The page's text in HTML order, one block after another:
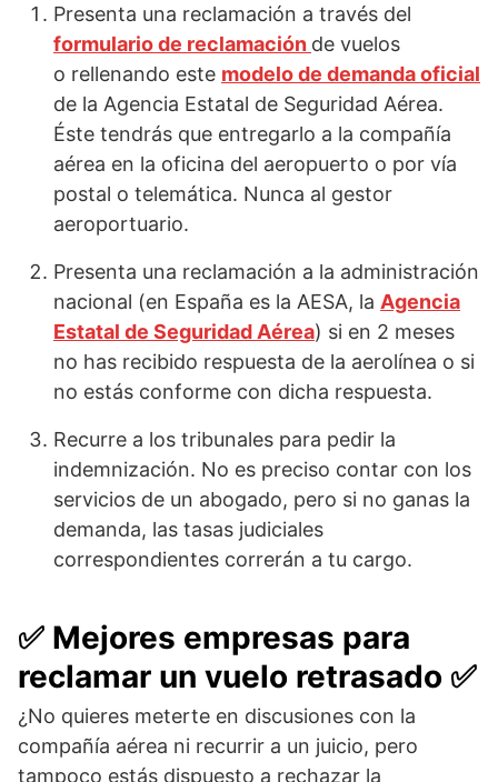
Presenta una reclamación a través del
formulario de reclamación de vuelos
o rellenando este modelo de demanda oficial
de la Agencia Estatal de Seguridad Aérea.
Éste tendrás que entregarlo a la compañía
aérea en la oficina del aeropuerto o por vía
postal o telemática. Nunca al gestor
aeroportuario.
Presenta una reclamación a la administración
nacional (en España es la AESA, la Agencia
Estatal de Seguridad Aérea) si en 2 meses
no has recibido respuesta de la aerolínea o si
no estás conforme con dicha respuesta.
Recurre a los tribunales para pedir la
indemnización. No es preciso contar con los
servicios de un abogado, pero si no ganas la
demanda, las tasas judiciales
correspondientes correrán a tu cargo.
✅ Mejores empresas para
reclamar un vuelo retrasado ✅
¿No quieres meterte en discusiones con la
compañía aérea ni recurrir a un juicio, pero
tampoco estás dispuesto a rechazar la